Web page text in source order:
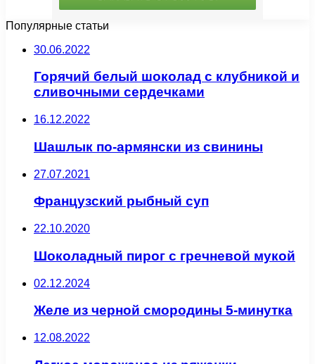
Популярные статьи
30.06.2022
Горячий белый шоколад с клубникой и
сливочными сердечками
16.12.2022
Шашлык по-армянски из свинины
27.07.2021
Французский рыбный суп
22.10.2020
Шоколадный пирог с гречневой мукой
02.12.2024
Желе из черной смородины 5-минутка
12.08.2022